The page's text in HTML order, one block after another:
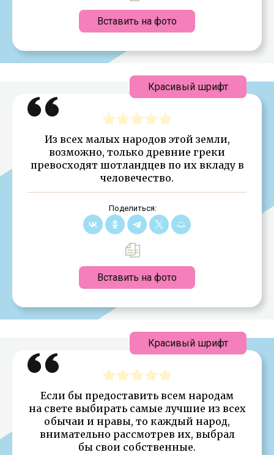
Вставить на фото
Из всех малых народов этой земли,
возможно, только древние греки
превосходят шотландцев по их вкладу в
человечество.
Поделиться:
Вставить на фото
Красивый шрифт
Если бы предоставить всем народам
на свете выбирать самые лучшие из всех
обычаи и нравы, то каждый народ,
внимательно рассмотрев их, выбрал
бы свои собственные.
Красивый шрифт